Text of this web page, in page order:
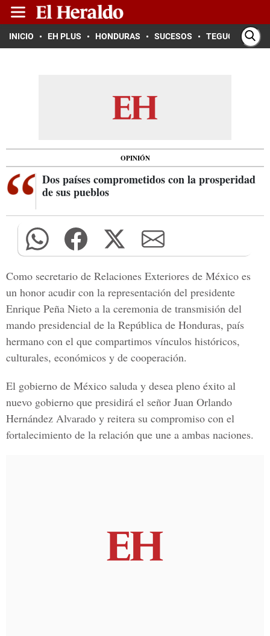
INICIO EH PLUS HONDURAS SUCESOS TEGUCIGALPA
OPINIÓN
Dos países comprometidos con la prosperidad
de sus pueblos
Como secretario de Relaciones Exteriores de México es
un honor acudir con la representación del presidente
Enrique Peña Nieto a la ceremonia de transmisión del
mando presidencial de la República de Honduras, país
hermano con el que compartimos vínculos históricos,
culturales, económicos y de cooperación.
El gobierno de México saluda y desea pleno éxito al
nuevo gobierno que presidirá el señor Juan Orlando
Hernández Alvarado y reitera su compromiso con el
fortalecimiento de la relación que une a ambas naciones.